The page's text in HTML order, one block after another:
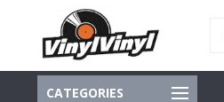
CATEGORIES